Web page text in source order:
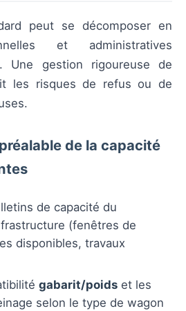
peut se décomposer en
et administratives
Une gestion rigoureuse de
les risques de refus ou de
de la capacité
de capacité du
(fenêtres de
disponibles, travaux
gabarit/poids et les
selon le type de wagon